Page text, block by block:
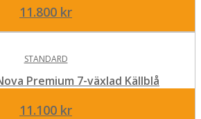
11.800 kr
STANDARD
Premium 7-växlad Källblå
11.100 kr